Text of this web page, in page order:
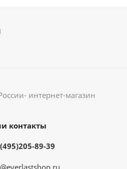
интернет-магазин
контакты
89-39